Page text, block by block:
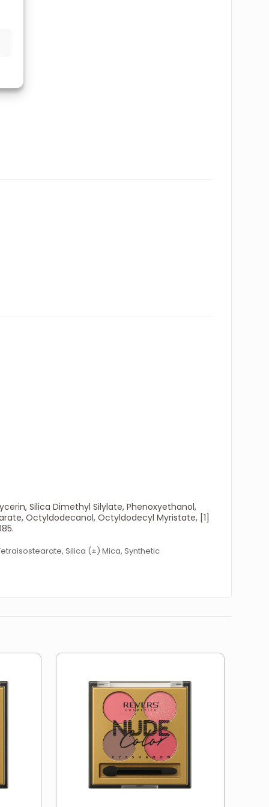
Silica Dimethyl Silylate, Phenoxyethanol,
Octyldodecanol, Octyldodecyl Myristate, [1]
Silica (±) Mica, Synthetic